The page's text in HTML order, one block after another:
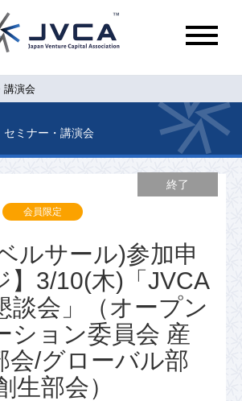
メ
ュ
講演会
セミナー・講演会
終了
会員限定
ルサール)参加申
】3/10(木)「JVCA
談会」（オープン
ション委員会 産
会/グローバル部
生部会）